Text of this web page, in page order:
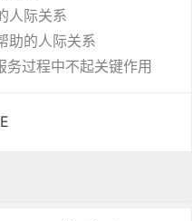
人际关系
助的人际关系
务过程中不起关键作用
E